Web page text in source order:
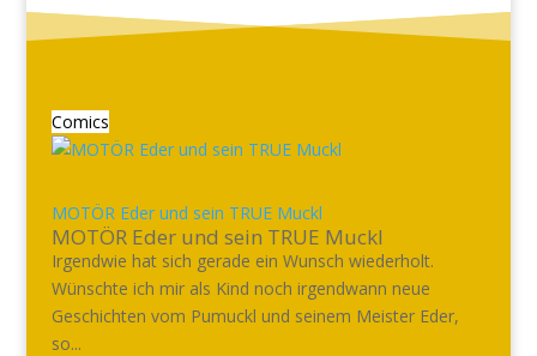
Comics
MOTÖR Eder und sein TRUE Muckl
MOTÖR Eder und sein TRUE Muckl
Irgendwie hat sich gerade ein Wunsch wiederholt.
Wünschte ich mir als Kind noch irgendwann neue
Geschichten vom Pumuckl und seinem Meister Eder,
so...